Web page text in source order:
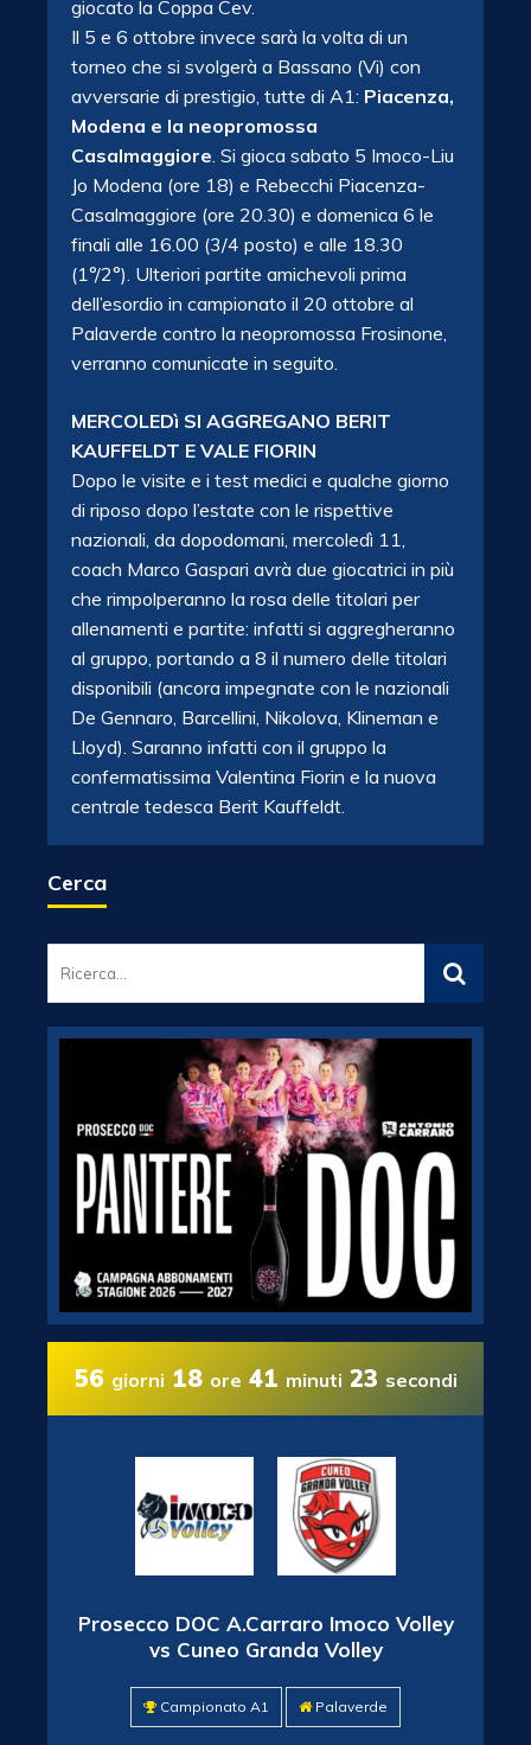
giocato la Coppa Cev.
Il 5 e 6 ottobre invece sarà la volta di un
torneo che si svolgerà a Bassano (Vi) con
avversarie di prestigio, tutte di A1: Piacenza,
Modena e la neopromossa
Casalmaggiore. Si gioca sabato 5 Imoco-Liu
Jo Modena (ore 18) e Rebecchi Piacenza-
Casalmaggiore (ore 20.30) e domenica 6 le
finali alle 16.00 (3/4 posto) e alle 18.30
(1°/2°). Ulteriori partite amichevoli prima
dell’esordio in campionato il 20 ottobre al
Palaverde contro la neopromossa Frosinone,
verranno comunicate in seguito.
MERCOLEDì SI AGGREGANO BERIT
KAUFFELDT E VALE FIORIN
Dopo le visite e i test medici e qualche giorno
di riposo dopo l’estate con le rispettive
nazionali, da dopodomani, mercoledì 11,
coach Marco Gaspari avrà due giocatrici in più
che rimpolperanno la rosa delle titolari per
allenamenti e partite: infatti si aggregheranno
al gruppo, portando a 8 il numero delle titolari
disponibili (ancora impegnate con le nazionali
De Gennaro, Barcellini, Nikolova, Klineman e
Lloyd). Saranno infatti con il gruppo la
confermatissima Valentina Fiorin e la nuova
centrale tedesca Berit Kauffeldt.
Cerca
56 giorni 18 ore 41 minuti 23 secondi
Prosecco DOC A.Carraro Imoco Volley
vs Cuneo Granda Volley
Campionato A1 Palaverde